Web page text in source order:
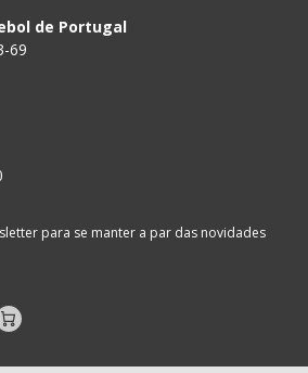
de Portugal
69
para se manter a par das novidades